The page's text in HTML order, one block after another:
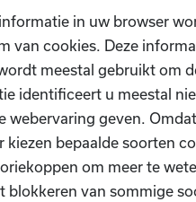
in uw browser
van cookies. Deze
meestal gebruikt om
identificeert u meestal
webervaring geven.
bepaalde soorten
om meer te
blokkeren van sommige